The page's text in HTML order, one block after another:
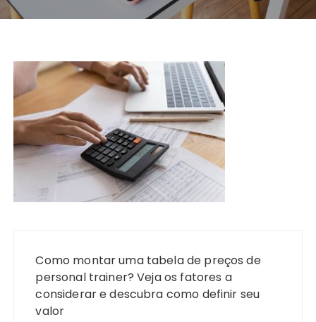
Post
Como montar uma tabela de preços de
personal trainer? Veja os fatores a
considerar e descubra como definir seu
valor